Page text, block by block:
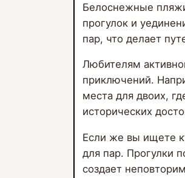
Белоснежные
прогулок и
пар, что делает
Любителям
приключений.
места для двоих,
исторических
Если же вы ищете
для пар. Прогулки
создает